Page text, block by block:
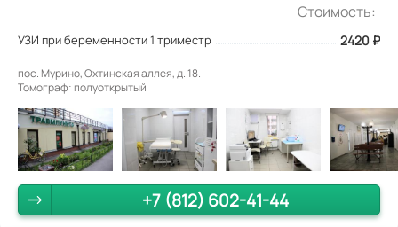
Стоимость:
УЗИ при беременности 1 триместр 2420 ₽
пос. Мурино, Охтинская аллея, д. 18.
Томограф: полуоткрытый
+7 (812) 602-41-44